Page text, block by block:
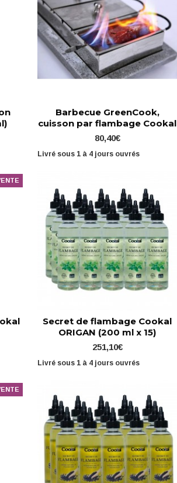
Barbecue GreenCook,
cuisson par flambage Cookal
80,40€
Livré sous 1 à 4 jours ouvrés
Secret de flambage Cookal
ORIGAN (200 ml x 15)
251,10€
Livré sous 1 à 4 jours ouvrés